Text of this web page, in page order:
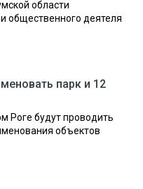
области
общественного деятеля
парк и 12
Роге будут проводить
объектов